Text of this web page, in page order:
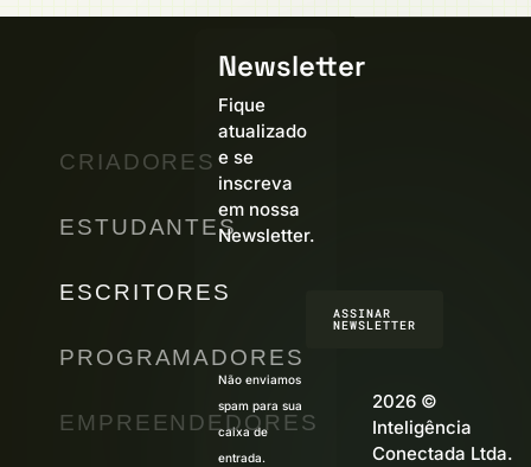
CRIADORES
ESTUDANTES
ESCRITORES
PROGRAMADORES
EMPREENDEDORES
Newsletter
Fique
atualizado
e se
inscreva
em nossa
Newsletter.
ASSINAR
NEWSLETTER
Não enviamos
spam para sua
caixa de
entrada.
2026 ©
Inteligência
Conectada Ltda.